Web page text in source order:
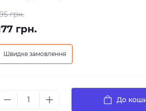
грн.
грн.
Швидке замовлення
До